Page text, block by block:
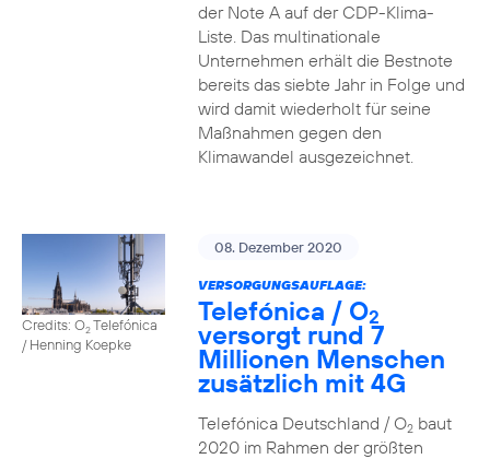
der Note A auf der CDP-Klima-
Liste. Das multinationale
Unternehmen erhält die Bestnote
bereits das siebte Jahr in Folge und
wird damit wiederholt für seine
Maßnahmen gegen den
Klimawandel ausgezeichnet.
Credits: O2Telefónica
/ Henning Koepke
08. Dezember 2020
VERSORGUNGSAUFLAGE:
Telefónica / O2
versorgt rund 7
Millionen Menschen
zusätzlich mit 4G
Telefónica Deutschland / O2baut
2020 im Rahmen der größten